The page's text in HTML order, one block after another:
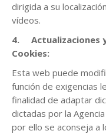
dirigida a su
vídeos.
4. Actualizaciones
Cookies:
Esta web puede
función de exigencias
finalidad de adaptar
dictadas por la
por ello se aconseja a